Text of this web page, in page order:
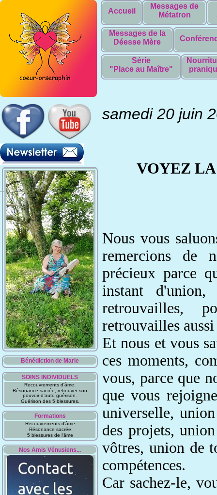
Bénédiction de Marie
SOINS INDIVIDUELS
Recouvrements d'âme.
Résonance sacrée, retrouver son
pouvoir d'auto guérison.
Guérison des 5 blessures.
Formations
Recouvrements d'âme
Résonance sacrée
5 blessures de l'âme
Nos Amis Vénusiens...
Accueil
Messages de
Métatron
Messages de la
Déesse Mère
Série
"Place au Maître"
samedi 20 juin
VOYEZ LA
Nous vous
remercions de
précieux parce
instant
retrouvailles,
retrouvailles
Et nous et vous
ces moments,
vous, parce que
que vous
universelle,
des projets,
vôtres, union de
compétences.
Car sachez-le,